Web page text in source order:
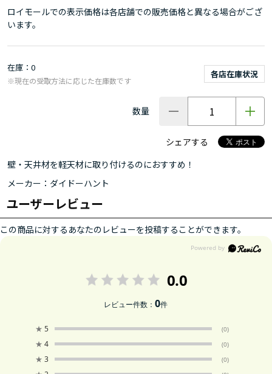
ロイモールでの表示価格は各店舗での販売価格と異なる場合がござ
います。
在庫 0
各店在庫状況
※現在の受取方法に応じた在庫数です
数量
シェアする
壁・天井材を軽天材に取り付けるのにおすすめ！
メーカー：ダイドーハント
ユーザーレビュー
この商品に対するあなたのレビューを投稿することができます。
0.0
レビュー件数：0件
★ 5 (0)
★ 4 (0)
★ 3 (0)